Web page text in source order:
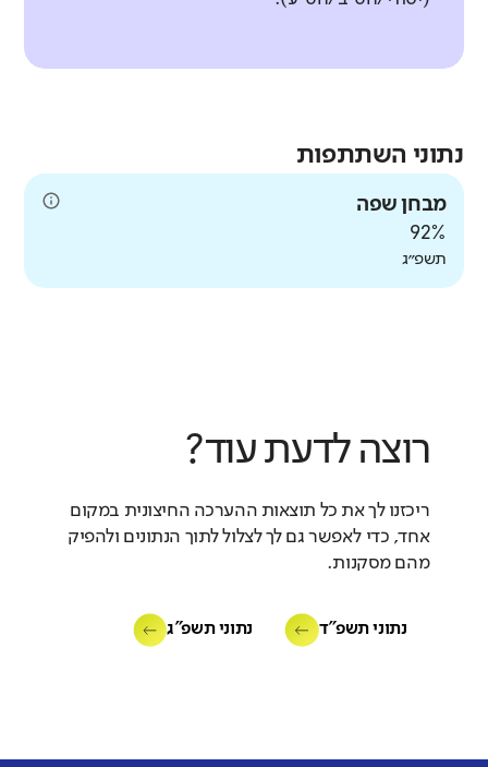
נתוני השתתפות
מבחן שפה
92%
תשפ״ג
רוצה לדעת עוד?
ריכזנו לך את כל תוצאות ההערכה החיצונית במקום
אחד, כדי לאפשר גם לך לצלול לתוך הנתונים ולהפיק
מהם מסקנות.
נתוני תשפ"ד נתוני תשפ"ג